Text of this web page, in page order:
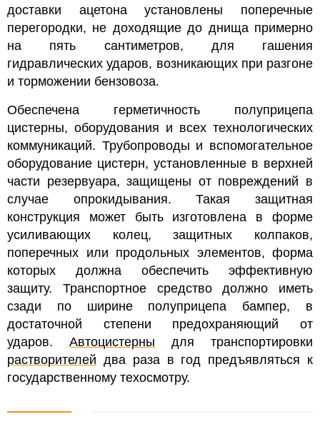
доставки ацетона установлены поперечные
перегородки, не доходящие до днища примерно
на пять сантиметров, для гашения
гидравлических ударов, возникающих при разгоне
и торможении бензовоза.
Обеспечена герметичность полуприцепа
цистерны, оборудования и всех технологических
коммуникаций. Трубопроводы и вспомогательное
оборудование цистерн, установленные в верхней
части резервуара, защищены от повреждений в
случае опрокидывания. Такая защитная
конструкция может быть изготовлена в форме
усиливающих колец, защитных колпаков,
поперечных или продольных элементов, форма
которых должна обеспечить эффективную
защиту. Транспортное средство должно иметь
сзади по ширине полуприцепа бампер, в
достаточной степени предохраняющий от
ударов. Автоцистерны для транспортировки
растворителей два раза в год предъявляться к
государственному техосмотру.